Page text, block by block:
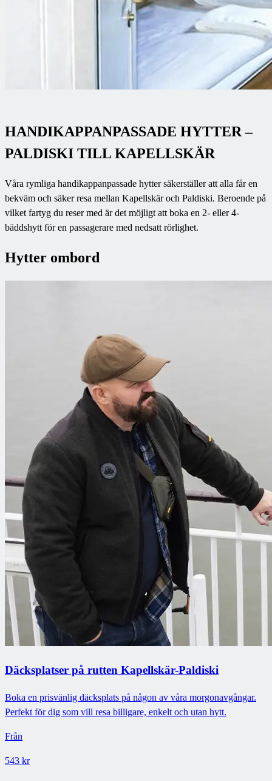
HANDIKAPPANPASSADE HYTTER –
PALDISKI TILL KAPELLSKÄR
Våra rymliga handikappanpassade hytter säkerställer att alla får en
bekväm och säker resa mellan Kapellskär och Paldiski. Beroende på
vilket fartyg du reser med är det möjligt att boka en 2- eller 4-
bäddshytt för en passagerare med nedsatt rörlighet.
Hytter ombord
Däcksplatser på rutten Kapellskär-Paldiski
Boka en prisvänlig däcksplats på någon av våra morgonavgångar.
Perfekt för dig som vill resa billigare, enkelt och utan hytt.
Från
543 kr